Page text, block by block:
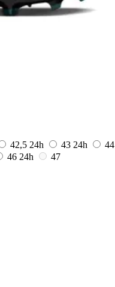
42,5 24h 43 24h
44
46 24h
47